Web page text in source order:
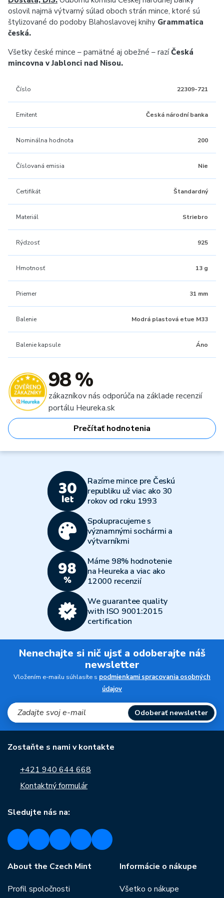
oslovil najmä výtvarný súlad oboch strán mince, ktoré sú
štylizované do podoby Blahoslavovej knihy Grammatica
česká.
Všetky české mince – pamätné aj obežné – razíČeská
mincovna v Jablonci nad Nisou.
Číslo 22309-721
Emitent Česká národní banka
Nominálna hodnota 200
Číslovaná emisia Nie
Certifikát Štandardný
Materiál Striebro
Rýdzosť 925
Hmotnosť 13 g
Priemer 31 mm
Balenie Modrá plastová etue M33
Balenie kapsule Áno
98 %
zákazníkov nás odporúča na základe recenzií
portálu Heureka.sk
Prečítať hodnotenia
Razíme mince pre Českú
republiku už viac ako 30
rokov od roku 1993
Spolupracujeme s
významnými sochármi a
výtvarníkmi
Máme 98% hodnotenie
na Heureka a viac ako
12000 recenzií
We guarantee quality
with ISO 9001:2015
certification
Nenechajte si nič ujsť a odoberajte náš
newsletter
Vložením e-mailu súhlasíte s podmienkami spracovania osobných
údajov
Odoberať newsletter
Zostaňte s nami v kontakte
+421 940 644 668
Kontaktný formulár
Sledujte nás na:
About the Czech Mint
Profil spoločnosti
Informácie o nákupe
Všetko o nákupe